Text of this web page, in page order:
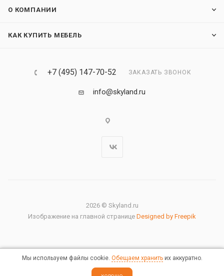
О КОМПАНИИ
КАК КУПИТЬ МЕБЕЛЬ
+7 (495) 147-70-52 ЗАКАЗАТЬ ЗВОНОК
info@skyland.ru
2026 © Skyland.ru
Изображение на главной странице Designed by Freepik
Правовая информация
Мы используем файлы cookie. Обещаем хранитьих аккуратно.